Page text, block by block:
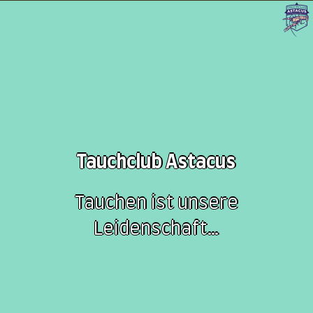
Tauchclub Astacus
Tauchen ist unsere
Leidenschaft…